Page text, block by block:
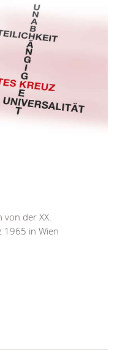
der XX.
1965 in Wien